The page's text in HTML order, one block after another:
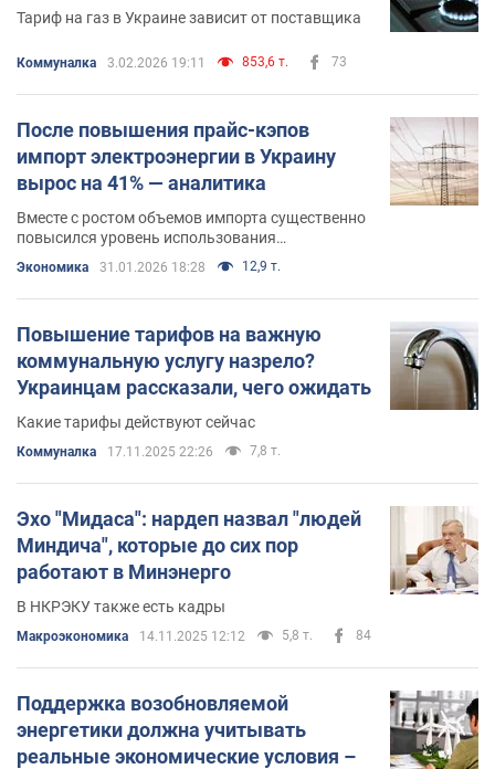
Тариф на газ в Украине зависит от поставщика
Коммуналка 3.02.2026 19:11 853,6 т. 73
После повышения прайс-кэпов
импорт электроэнергии в Украину
вырос на 41% — аналитика
Вместе с ростом объемов импорта существенно
повысился уровень использования
межгосударственного пересечения
Экономика 31.01.2026 18:28 12,9 т.
Повышение тарифов на важную
коммунальную услугу назрело?
Украинцам рассказали, чего ожидать
Какие тарифы действуют сейчас
Коммуналка 17.11.2025 22:26 7,8 т.
Эхо "Мидаса": нардеп назвал "людей
Миндича", которые до сих пор
работают в Минэнерго
В НКРЭКУ также есть кадры
Mакроэкономика 14.11.2025 12:12 5,8 т. 84
Поддержка возобновляемой
энергетики должна учитывать
реальные экономические условия –